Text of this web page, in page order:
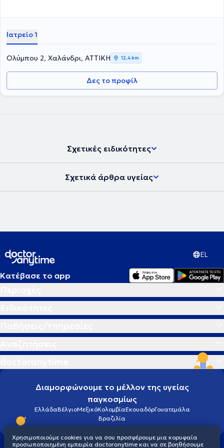
Ιατρείο 1
Ολύμπου 2, Χαλάνδρι, ΑΤΤΙΚΗ 12,4 km
Δες το προφίλ
Σχετικές ειδικότητες
Σχετικά άρθρα υγείας
EL
Κατέβασε το app
Διαμορφώνουμε το μέλλον της υγείας
παγκοσμίως
ΕλλάδαΒέλγιοΜεξικόΚολομβίαΕκουαδόρΓουατεμάλα
Βραζιλία
Χρησιμοποιούμε cookies για να σου προσφέρουμε μια κορυφαία
προσωποποιημένη εμπειρία doctoranytime και να σε βοηθήσουμε